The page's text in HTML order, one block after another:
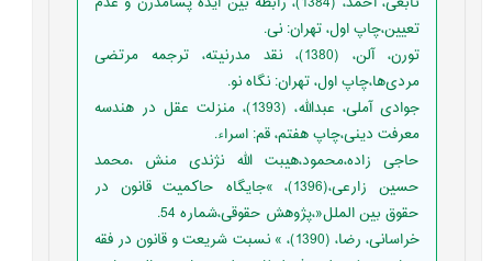
تعیین،چاپ اول، تهران: نی.
تورن، آلن، (1380)، نقد مدرنیته، ترجمه مرتضی
مردی‌ها،چاپ اول، تهران: نگاه نو.
جوادی آملی، عبدالله، (1393)، منزلت عقل در هندسه
معرفت دینی،چاپ هفتم، قم: اسراء.
حاجی زاده،محمود،هیبت الله نژندی منش ،محمد
حسین زارعی،(1396)، »جایگاه حاکمیت قانون در
حقوق بین الملل«،پژوهش حقوقی،شماره 54.
خراسانی، رضا، (1390)، » نسبت شریعت و قانون در فقه